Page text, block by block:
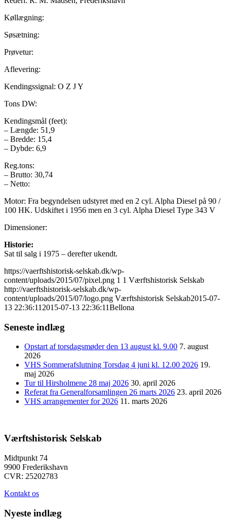
Køllægning:
Søsætning:
Prøvetur:
Aflevering:
Kendingssignal: O Z J Y
Tons DW:
Kendingsmål (feet):
– Længde: 51,9
– Bredde: 15,4
– Dybde: 6,9
Reg.tons:
– Brutto: 30,74
– Netto:
Motor: Fra begyndelsen udstyret med en 2 cyl. Alpha Diesel på 90 /
100 HK. Udskiftet i 1956 men en 3 cyl. Alpha Diesel Type 343 V
Dimensioner:
Historie:
Sat til salg i 1975 – derefter ukendt.
https://vaerftshistorisk-selskab.dk/wp-
content/uploads/2015/07/pixel.png 1 1 Værftshistorisk Selskab
http://vaerftshistorisk-selskab.dk/wp-
content/uploads/2015/07/logo.png Værftshistorisk Selskab2015-07-
13 22:36:11 2015-07-13 22:36:11Bellona
Seneste indlæg
Opstart af torsdagsmøder den 13 august kl. 9.00 7. august
2026
VHS Sommerafslutning Torsdag 4 juni kl. 12.00 2026 19.
maj 2026
Tur til Hirsholmene 28 maj 2026 30. april 2026
Referat fra Generalforsamlingen 26 marts 2026 23. april 2026
VHS arrangementer for 2026 11. marts 2026
Værftshistorisk Selskab
Midtpunkt 74
9900 Frederikshavn
CVR: 25202783
Kontakt os
Nyeste indlæg